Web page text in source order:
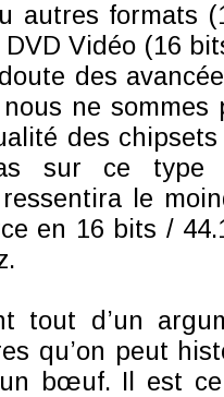
autres formats
Vidéo (16
des
ne sommes
des
sur ce type
ressentira le
en 16 bits /
tout d’un
qu’on peut
bœuf. Il est